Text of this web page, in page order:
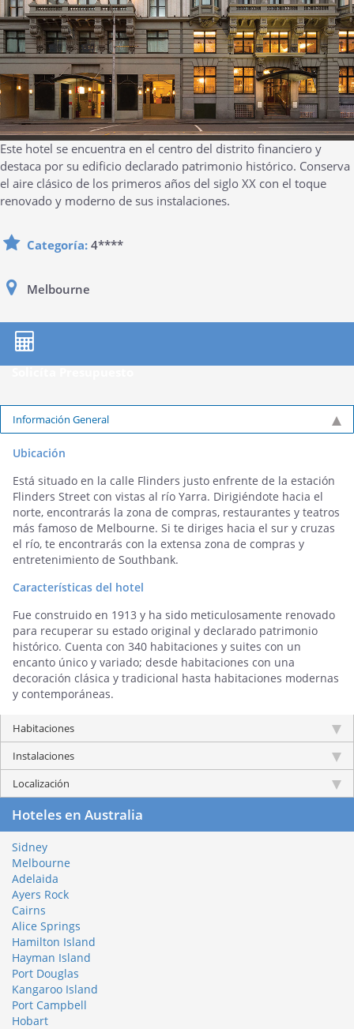
Este hotel se encuentra en el centro del distrito financiero y
destaca por su edificio declarado patrimonio histórico. Conserva
el aire clásico de los primeros años del siglo XX con el toque
renovado y moderno de sus instalaciones.
Categoría:4****
Melbourne
Información General
Ubicación
Está situado en la calle Flinders justo enfrente de la estación
Flinders Street con vistas al río Yarra. Dirigiéndote hacia el
norte, encontrarás la zona de compras, restaurantes y teatros
más famoso de Melbourne. Si te diriges hacia el sur y cruzas
el río, te encontrarás con la extensa zona de compras y
entretenimiento de Southbank.
Características del hotel
Fue construido en 1913 y ha sido meticulosamente renovado
para recuperar su estado original y declarado patrimonio
histórico. Cuenta con 340 habitaciones y suites con un
encanto único y variado; desde habitaciones con una
decoración clásica y tradicional hasta habitaciones modernas
y contemporáneas.
Habitaciones
Instalaciones
Localización
Hoteles en Australia
Sidney
Melbourne
Adelaida
Ayers Rock
Cairns
Alice Springs
Hamilton Island
Hayman Island
Port Douglas
Kangaroo Island
Port Campbell
Hobart